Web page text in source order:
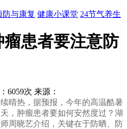
防与康复 健康小课堂 24节气养生
患者要注意防
6059次 来源：
晴热，据预报，今年的高温酷暑
，肿瘤患者要如何安然度过？湖
周晓艺介绍，关键在于防晒、防